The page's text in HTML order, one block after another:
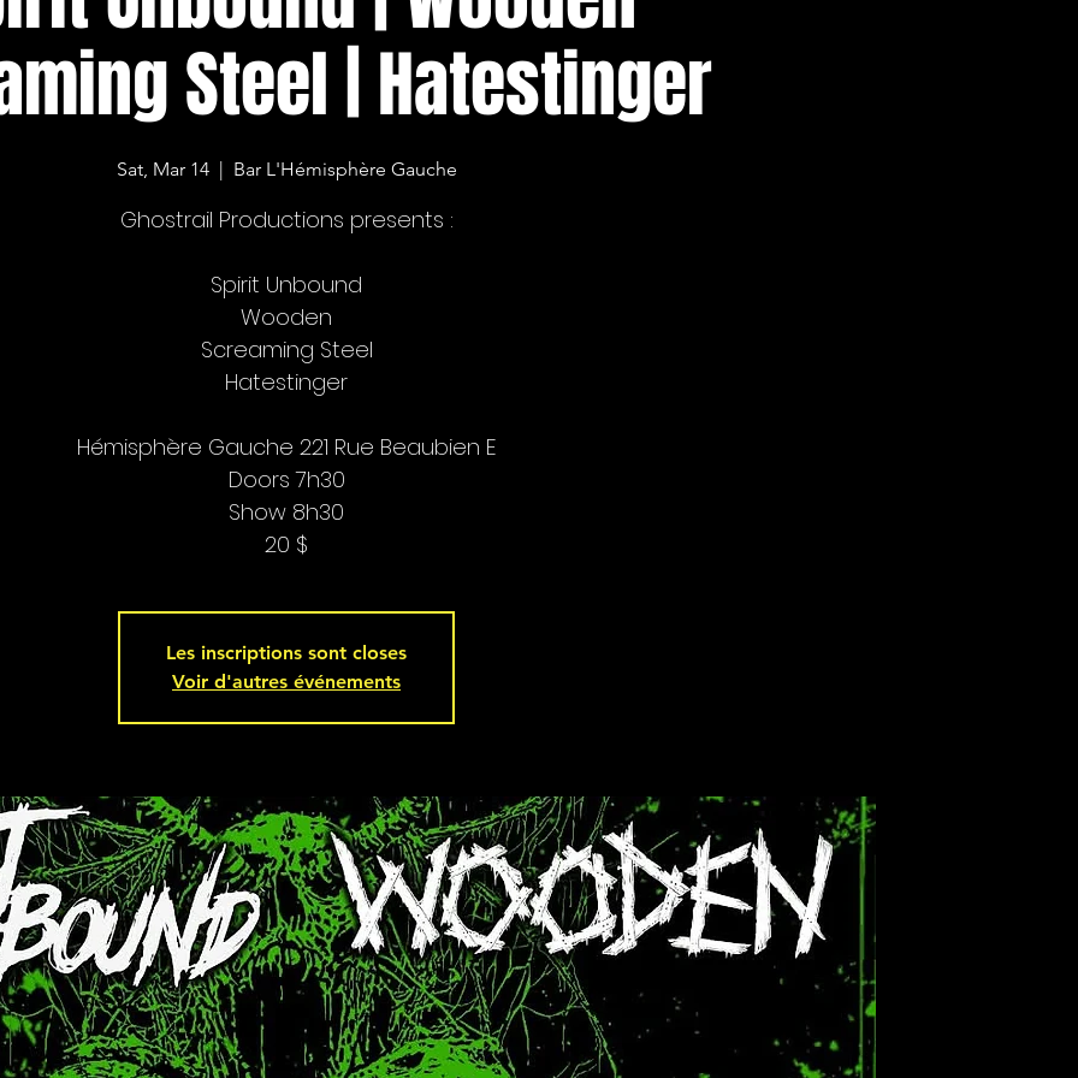
Steel | Hatestinger
Sat, Mar 14
  |
Bar L'Hémisphère Gauche
Ghostrail Productions presents :
Spirit Unbound
Wooden
Screaming Steel
Hatestinger
Hémisphère Gauche 221 Rue Beaubien E
Doors 7h30
Show 8h30
20 $
Les inscriptions sont closes
Voir d'autres événements